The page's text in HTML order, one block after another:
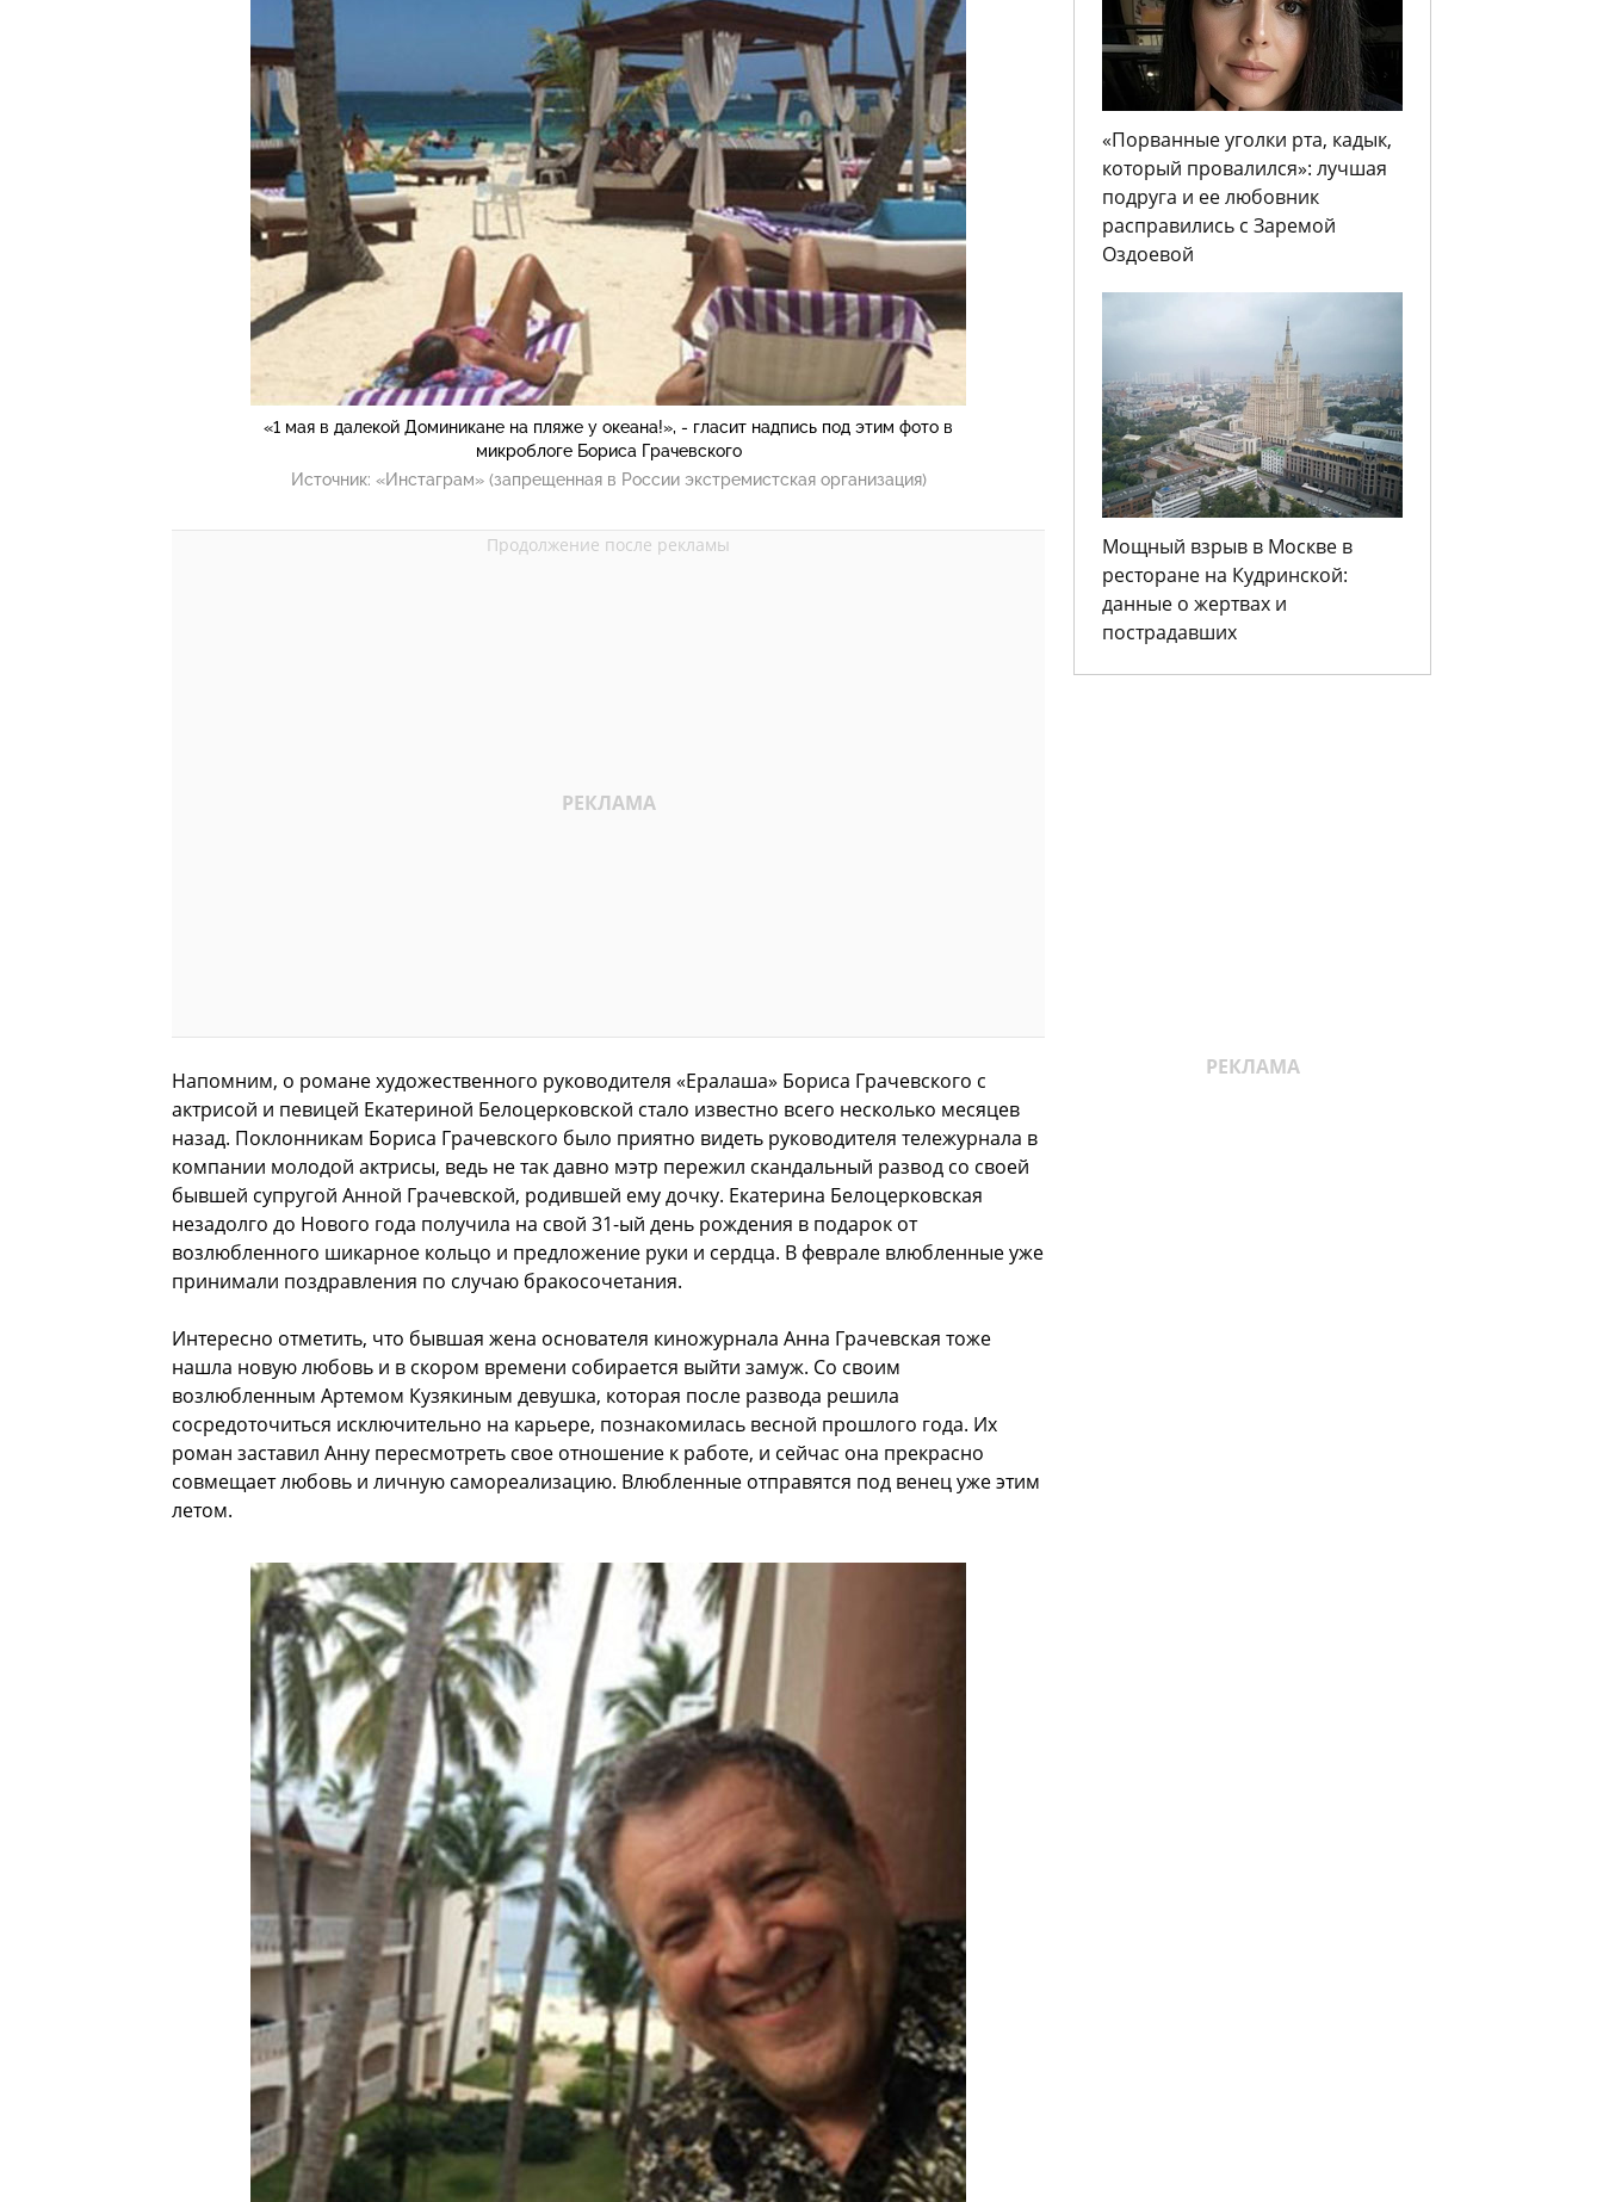
«1 мая в далекой Доминикане на пляже у океана!», - гласит надпись под этим фото в
микроблоге Бориса Грачевского
Источник: «Инстаграм» (запрещенная в России экстремистская организация)
Напомним, о романе художественного руководителя «Ералаша» Бориса Грачевского с
актрисой и певицей Екатериной Белоцерковской стало известно всего несколько месяцев
назад. Поклонникам Бориса Грачевского было приятно видеть руководителя тележурнала в
компании молодой актрисы, ведь не так давно мэтр пережил скандальный развод со своей
бывшей супругой Анной Грачевской, родившей ему дочку. Екатерина Белоцерковская
незадолго до Нового года получила на свой 31-ый день рождения в подарок от
возлюбленного шикарное кольцо и предложение руки и сердца. В феврале влюбленные уже
принимали поздравления по случаю бракосочетания.
Интересно отметить, что бывшая жена основателя киножурнала Анна Грачевская тоже
нашла новую любовь и в скором времени собирается выйти замуж. Со своим
возлюбленным Артемом Кузякиным девушка, которая после развода решила
сосредоточиться исключительно на карьере, познакомилась весной прошлого года. Их
роман заставил Анну пересмотреть свое отношение к работе, и сейчас она прекрасно
совмещает любовь и личную самореализацию. Влюбленные отправятся под венец уже этим
летом.
«Порванные уголки рта, кадык,
который провалился»: лучшая
подруга и ее любовник
расправились с Заремой
Оздоевой
Мощный взрыв в Москве в
ресторане на Кудринской:
данные о жертвах и
пострадавших